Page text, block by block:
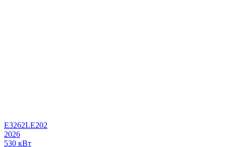
Е3262LE202
2026
530 кВт